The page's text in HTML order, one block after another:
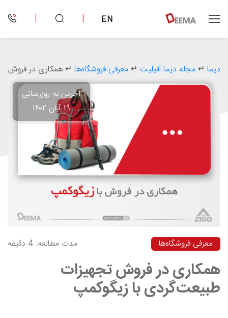
EN
|
|
دیما ↵ مجله دیما افیلیت ↵ معرفی فروشگاه‌‌ها ↵ همکاری در فروش
آخرین به روزرسانی
۱۹ آبان ۱۴۰۲
معرفی فروشگاه‌‌ها مدت مطالعه: 4 دقیقه
همکاری در فروش تجهیزات
طبیعت‌گردی با زیگوکمپ